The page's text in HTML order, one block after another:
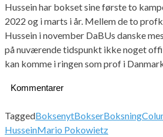
Hussein har bokset sine første to
2022 og i marts i år. Mellem de to
Hussein i november DaBUs danske
på nuværende tidspunkt ikke noget
kan komme i ringen som prof i
Kommentarer
TaggedBoksenytBokserBoksning
HusseinMario Pokowietz